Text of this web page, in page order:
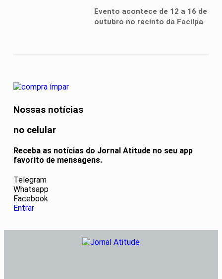
Evento acontece de 12 a 16 de
outubro no recinto da Facilpa
Nossas notícias
no celular
Receba as notícias do Jornal Atitude no seu app
favorito de mensagens.
Telegram
Whatsapp
Facebook
Entrar